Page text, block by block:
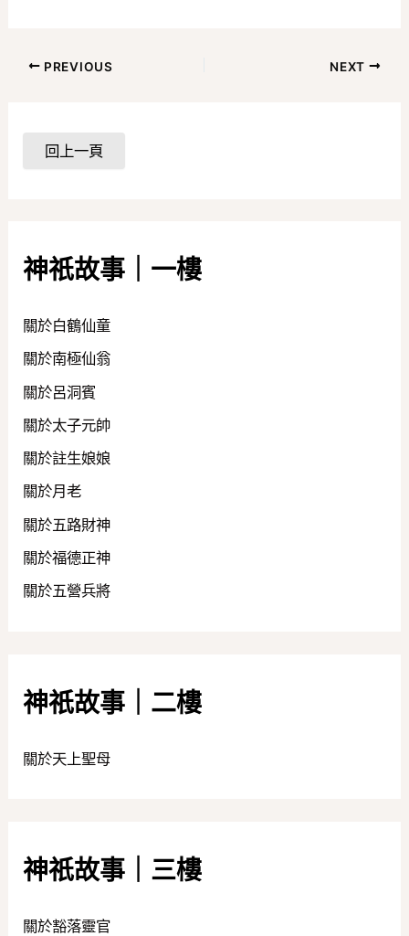
神祇故事｜一樓
關於白鶴仙童
關於南極仙翁
關於呂洞賓
關於太子元帥
關於註生娘娘
關於月老
關於五路財神
關於福德正神
關於五營兵將
神祇故事｜二樓
關於天上聖母
神祇故事｜三樓
關於豁落靈官
PREVIOUS NEXT